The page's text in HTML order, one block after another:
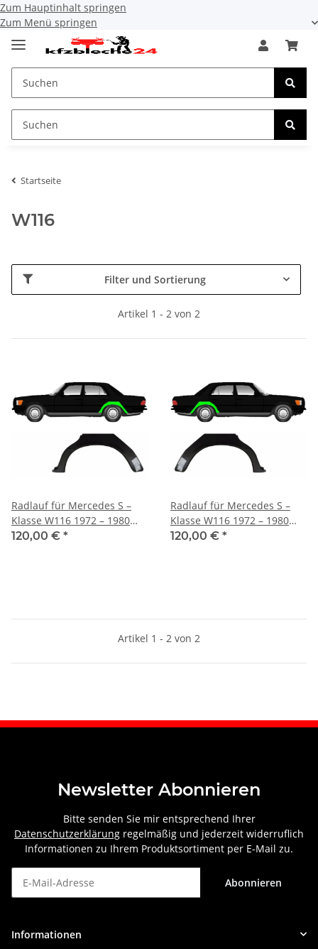
Zum Hauptinhalt springen
Zum Menü springen
Startseite
W116
Filter und Sortierung
Artikel 1 - 2 von 2
Radlauf für Mercedes S –
Klasse W116 1972 – 1980
links
120,00 € *
Radlauf für Mercedes S –
Klasse W116 1972 – 1980
rechts
120,00 € *
Artikel 1 - 2 von 2
Newsletter Abonnieren
Bitte senden Sie mir entsprechend Ihrer
Datenschutzerklärung regelmäßig und jederzeit widerruflich
Informationen zu Ihrem Produktsortiment per E-Mail zu.
Abonnieren
Informationen